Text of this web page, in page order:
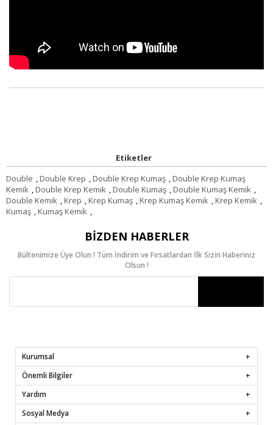
Etiketler
Double ,Double Krep ,Double Krep Kumaş ,Double Krep Kumaş
Kemik ,Double Krep Kemik ,Double Kumaş ,Double Kumaş Kemik ,
Double Kemik ,Krep ,Krep Kumaş ,Krep Kumaş Kemik ,Krep Kemik ,
Kumaş ,Kumaş Kemik ,
BIZDEN HABERLER
Bültenimize Üye Olun ! Tüm İndirim ve Fırsatlardan İlk Sizin Haberiniz
Olsun !
Kurumsal
Önemli Bilgiler
Yardım
Sosyal Medya